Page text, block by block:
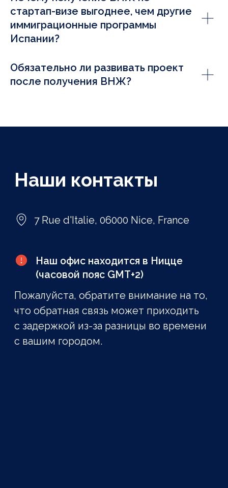
стартап-визе выгоднее, чем другие
иммиграционные программы
Испании?
Обязательно ли развивать проект
после получения ВНЖ?